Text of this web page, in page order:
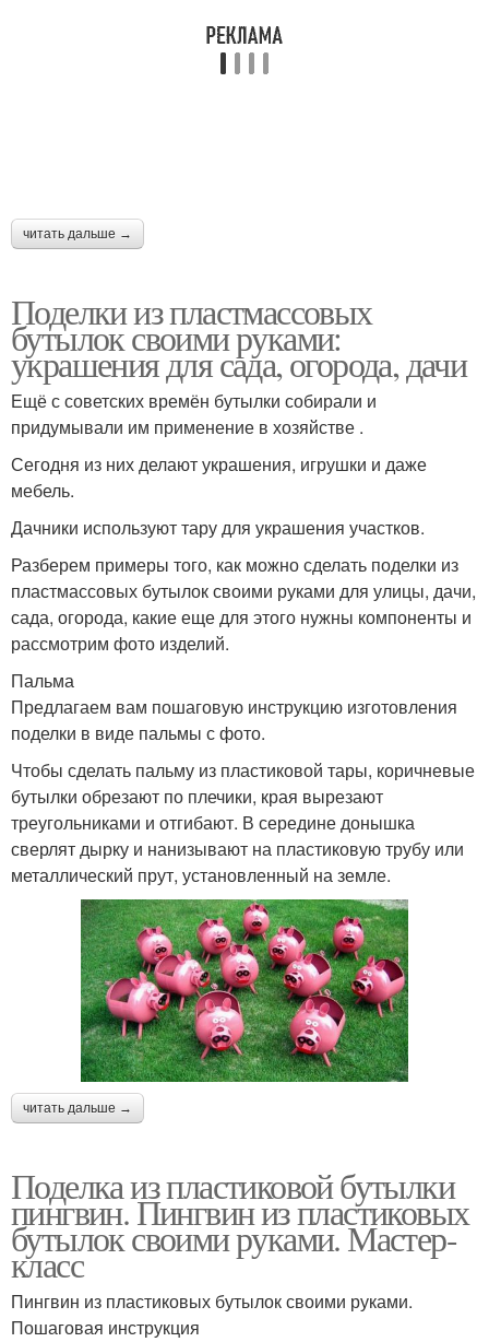
Игрушки из бутылок
Цвета из пластиковых
бутылок
читать дальше →
Поделки из пластмассовых
бутылок своими руками:
украшения для сада, огорода, дачи
Ещё с советских времён бутылки собирали и
придумывали им применение в хозяйстве .
Сегодня из них делают украшения, игрушки и даже
мебель.
Дачники используют тару для украшения участков.
Разберем примеры того, как можно сделать поделки из
пластмассовых бутылок своими руками для улицы, дачи,
сада, огорода, какие еще для этого нужны компоненты и
рассмотрим фото изделий.
Пальма
Предлагаем вам пошаговую инструкцию изготовления
поделки в виде пальмы с фото.
Чтобы сделать пальму из пластиковой тары, коричневые
бутылки обрезают по плечики, края вырезают
треугольниками и отгибают. В середине донышка
сверлят дырку и нанизывают на пластиковую трубу или
металлический прут, установленный на земле.
читать дальше →
Поделка из пластиковой бутылки
пингвин. Пингвин из пластиковых
бутылок своими руками. Мастер-
класс
Пингвин из пластиковых бутылок своими руками.
Пошаговая инструкция